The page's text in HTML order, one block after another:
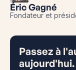
Éric Gagné
Fondateur et
Passez à
aujourd'hui.